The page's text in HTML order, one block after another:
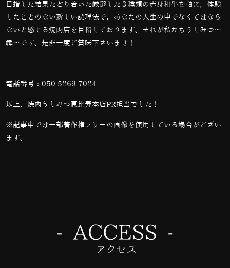
目指した結果たどり着いた厳選した３種類の赤身和牛を軸に，体験
したことのない新しい調理法で，あなたの人生の中でなくてはなら
ないと感じる焼肉店を目指しております。それが私たちうしみつ～
犇～です。是非一度ご賞味下さいませ！
電話番号： 050-5269-7024
以上、焼肉うしみつ恵比寿本店PR担当でした！
※記事中では一部著作権フリーの画像を使用している場合がござい
ます。